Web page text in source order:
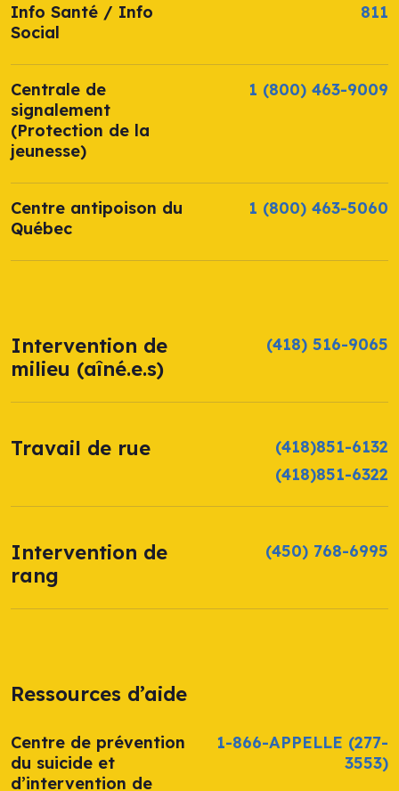
Info Santé / Info
Social
811
Centrale de
signalement
(Protection de la
jeunesse)
1 (800) 463-9009
Centre antipoison du
Québec
1 (800) 463-5060
Intervention de
milieu (aîné.e.s)
(418) 516-9065
Travail de rue
(418)851-6132
(418)851-6322
Intervention de
rang
(450) 768-6995
Ressources d’aide
Centre de prévention
du suicide et
d’intervention de
1-866-APPELLE (277-
3553)